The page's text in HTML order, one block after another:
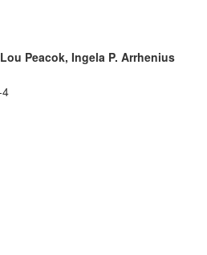
Lou Peacok, Ingela P. Arrhenius